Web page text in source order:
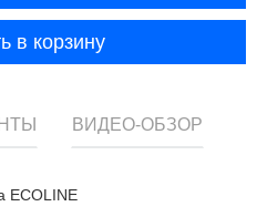
в корзину
ВИДЕО-ОБЗОР
ECOLINE